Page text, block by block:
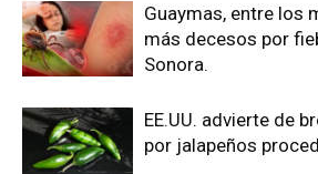
Guaymas, entre los
más decesos por
Sonora.
EE.UU. advierte de
por jalapeños